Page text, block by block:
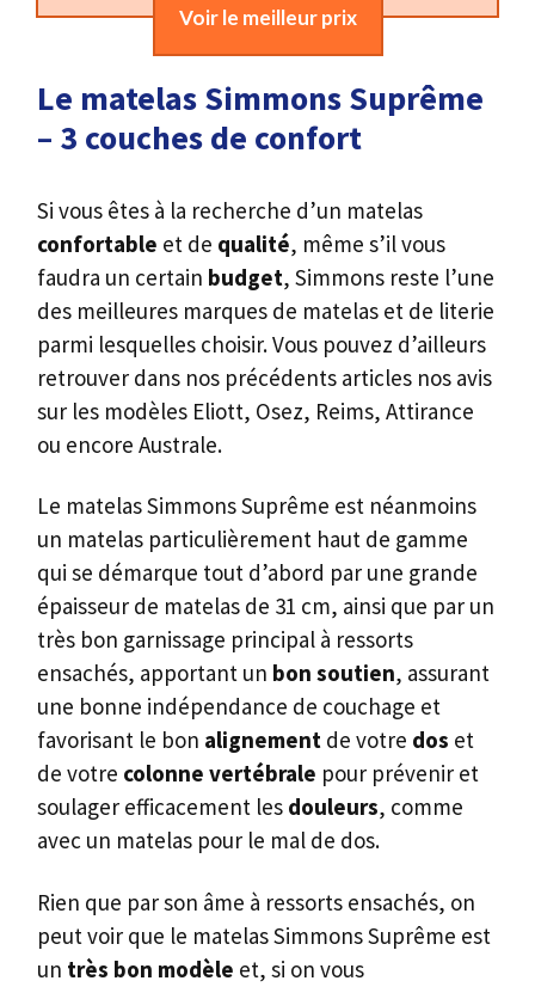
Voir le meilleur prix
Le matelas Simmons Suprême
– 3 couches de confort
Si vous êtes à la recherche d’un matelas
confortable et de qualité, même s’il vous
faudra un certain budget, Simmons reste l’une
des meilleures marques de matelas et de literie
parmi lesquelles choisir. Vous pouvez d’ailleurs
retrouver dans nos précédents articles nos avis
sur les modèles Eliott, Osez, Reims, Attirance
ou encore Australe.
Le matelas Simmons Suprême est néanmoins
un matelas particulièrement haut de gamme
qui se démarque tout d’abord par une grande
épaisseur de matelas de 31 cm, ainsi que par un
très bon garnissage principal à ressorts
ensachés, apportant un bon soutien, assurant
une bonne indépendance de couchage et
favorisant le bon alignement de votre dos et
de votre colonne vertébrale pour prévenir et
soulager efficacement les douleurs, comme
avec un matelas pour le mal de dos.
Rien que par son âme à ressorts ensachés, on
peut voir que le matelas Simmons Suprême est
un très bon modèle et, si on vous